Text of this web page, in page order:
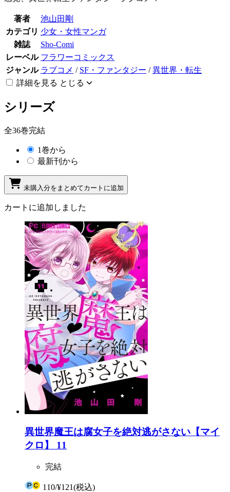
著者
池山田剛
カテゴリ 少女・女性マンガ
雑誌
Sho-Comi
レーベル フラワーコミックス
ジャンル ラブコメ / SF・ファンタジー /異世界・転生
詳細を見る とじる
シリーズ
全36巻完結
1巻から
最新刊から
未購入分をまとめてカートに追加
カートに追加しました
異世界魔王は腐女子を絶対逃がさない【マイ
クロ】 11
完結
110/¥121(税込)